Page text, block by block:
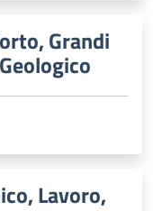
Grandi
Lavoro,